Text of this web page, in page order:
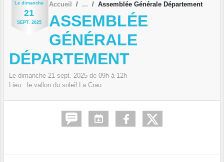
Le dimanche
21
SEPT. 2025
Accueil Assemblée Générale Département
ASSEMBLÉE
GÉNÉRALE
DÉPARTEMENT
Le dimanche 21 sept. 2025 de 09h à 12h
Lieu : le vallon du soleil La Crau